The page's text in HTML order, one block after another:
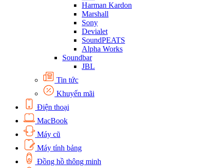
Harman Kardon
Marshall
Sony
Devialet
SoundPEATS
Alpha Works
Soundbar
JBL
Tin tức
Khuyến mãi
Điện thoại
MacBook
Máy cũ
Máy tính bảng
Đồng hồ thông minh